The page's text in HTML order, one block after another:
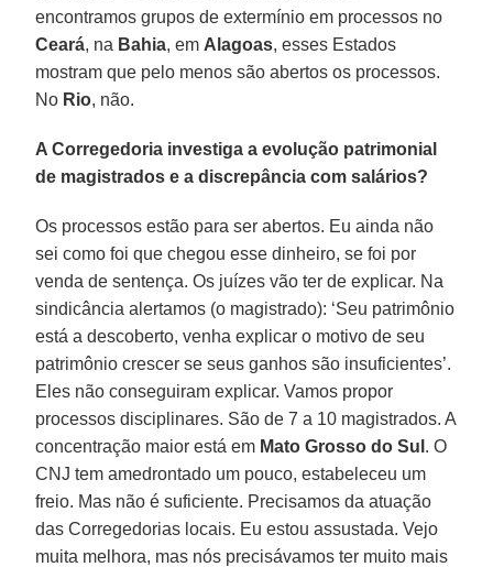
encontramos grupos de extermínio em processos no
Ceará, na Bahia, em Alagoas, esses Estados
mostram que pelo menos são abertos os processos.
No Rio, não.
A Corregedoria investiga a evolução patrimonial
de magistrados e a discrepância com salários?
Os processos estão para ser abertos. Eu ainda não
sei como foi que chegou esse dinheiro, se foi por
venda de sentença. Os juízes vão ter de explicar. Na
sindicância alertamos (o magistrado): ‘Seu patrimônio
está a descoberto, venha explicar o motivo de seu
patrimônio crescer se seus ganhos são insuficientes’.
Eles não conseguiram explicar. Vamos propor
processos disciplinares. São de 7 a 10 magistrados. A
concentração maior está em Mato Grosso do Sul . O
CNJ tem amedrontado um pouco, estabeleceu um
freio. Mas não é suficiente. Precisamos da atuação
das Corregedorias locais. Eu estou assustada. Vejo
muita melhora, mas nós precisávamos ter muito mais